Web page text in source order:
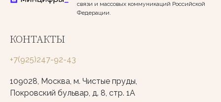
связи и массовых коммуникаций Российской
Федерации.
КОНТАКТЫ
+7(925)247-92-43
109028, Москва, м. Чистые пруды,
Покровский бульвар, д. 8, стр. 1А